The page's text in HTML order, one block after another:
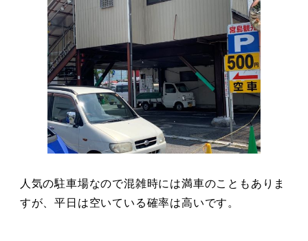
人気の駐車場なので混雑時には満車のこともありま
すが、平日は空いている確率は高いです。